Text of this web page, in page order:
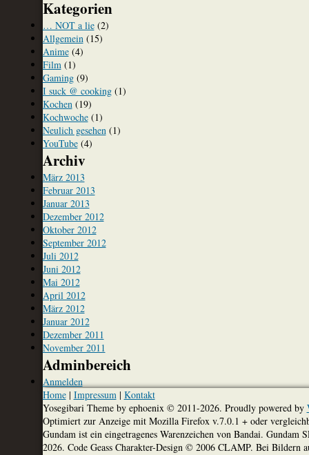
Kategorien
… NOT a lie(2)
Allgemein(15)
Anime(4)
Film(1)
Gaming(9)
I suck @ cooking(1)
Kochen(19)
Kochwoche(1)
Neulich gesehen(1)
YouTube(4)
Archiv
März 2013
Februar 2013
Januar 2013
Dezember 2012
Oktober 2012
September 2012
Juli 2012
Juni 2012
Mai 2012
April 2012
März 2012
Januar 2012
Dezember 2011
November 2011
Adminbereich
Anmelden
Home| Impressum| Kontakt
Yosegibari Theme by ephoenix © 2011-2026. Proudly powered by
Optimiert zur Anzeige mit Mozilla Firefox v.7.0.1 + oder
Gundam ist ein eingetragenes Warenzeichen von Bandai.
2026. Code Geass Charakter-Design © 2006 CLAMP. Bei Bildern